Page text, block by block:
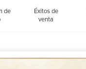
de
Éxitos de
venta